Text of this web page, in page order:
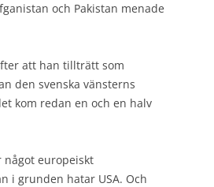
och Pakistan menade
att han tillträtt som
den svenska vänsterns
kom redan en och en halv
något europeiskt
i grunden hatar USA. Och